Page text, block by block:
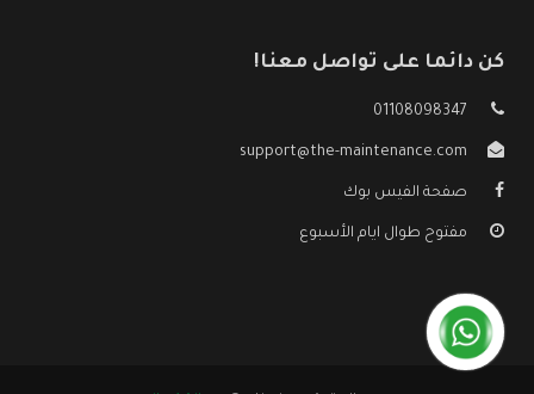
كن دائما على تواصل معنا!
01108098347
support@the-maintenance.com
صفحة الفيس بوك
مفتوح طوال ايام الأسبوع